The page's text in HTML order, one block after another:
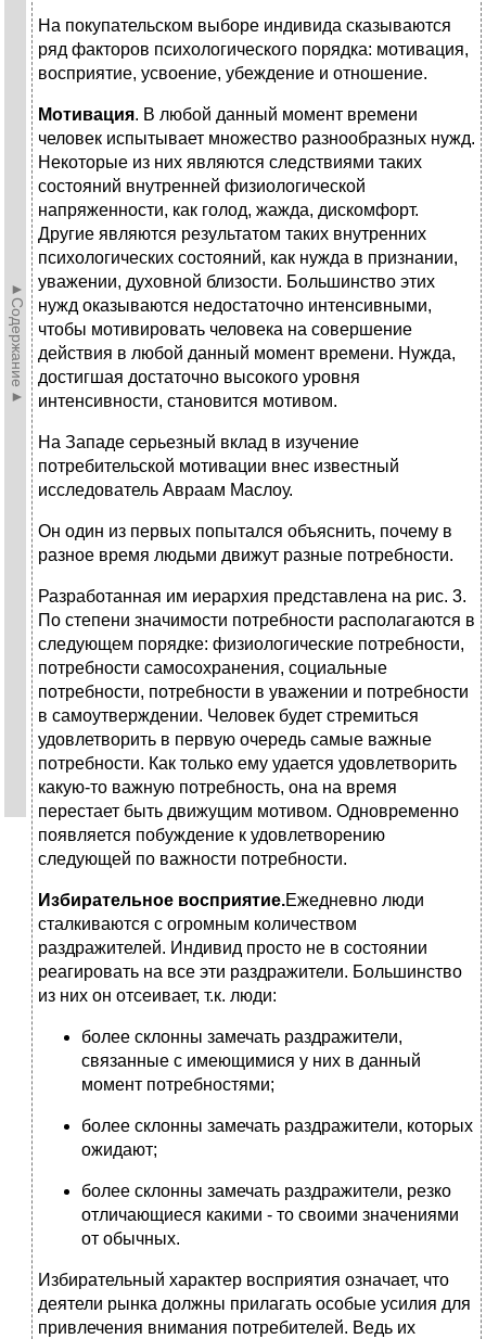
►Содержание►
На покупательском выборе индивида сказываются
ряд факторов психологического порядка: мотивация,
восприятие, усвоение, убеждение и отношение.
Мотивация. В любой данный момент времени
человек испытывает множество разнообразных нужд.
Некоторые из них являются следствиями таких
состояний внутренней физиологической
напряженности, как голод, жажда, дискомфорт.
Другие являются результатом таких внутренних
психологических состояний, как нужда в признании,
уважении, духовной близости. Большинство этих
нужд оказываются недостаточно интенсивными,
чтобы мотивировать человека на совершение
действия в любой данный момент времени. Нужда,
достигшая достаточно высокого уровня
интенсивности, становится мотивом.
На Западе серьезный вклад в изучение
потребительской мотивации внес известный
исследователь Авраам Маслоу.
Он один из первых попытался объяснить, почему в
разное время людьми движут разные потребности.
Разработанная им иерархия представлена на рис. 3.
По степени значимости потребности располагаются в
следующем порядке: физиологические потребности,
потребности самосохранения, социальные
потребности, потребности в уважении и потребности
в самоутверждении. Человек будет стремиться
удовлетворить в первую очередь самые важные
потребности. Как только ему удается удовлетворить
какую-то важную потребность, она на время
перестает быть движущим мотивом. Одновременно
появляется побуждение к удовлетворению
следующей по важности потребности.
Избирательное восприятие.Ежедневно люди
сталкиваются с огромным количеством
раздражителей. Индивид просто не в состоянии
реагировать на все эти раздражители. Большинство
из них он отсеивает, т.к. люди:
более склонны замечать раздражители,
связанные с имеющимися у них в данный
момент потребностями;
более склонны замечать раздражители, которых
ожидают;
более склонны замечать раздражители, резко
отличающиеся какими - то своими значениями
от обычных.
Избирательный характер восприятия означает, что
деятели рынка должны прилагать особые усилия для
привлечения внимания потребителей. Ведь их